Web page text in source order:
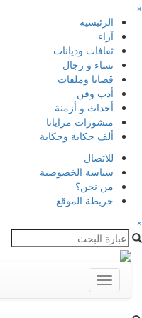
×
الرئيسية
آراء
ثقافات وديانات
نساء و رجال
قضايا وملفات
أدب وفن
أحداث و أزمنة
منشورات مرايانا
ألف حكاية وحكاية
للاتصال
سياسة الخصوصية
من نحن؟
خريطة الموقع
×
Toggle
navigation